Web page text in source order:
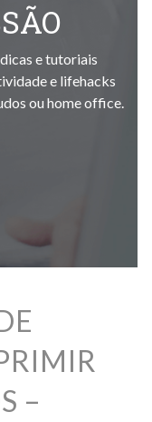
e tutoriais
e lifehacks
ou home office.
–